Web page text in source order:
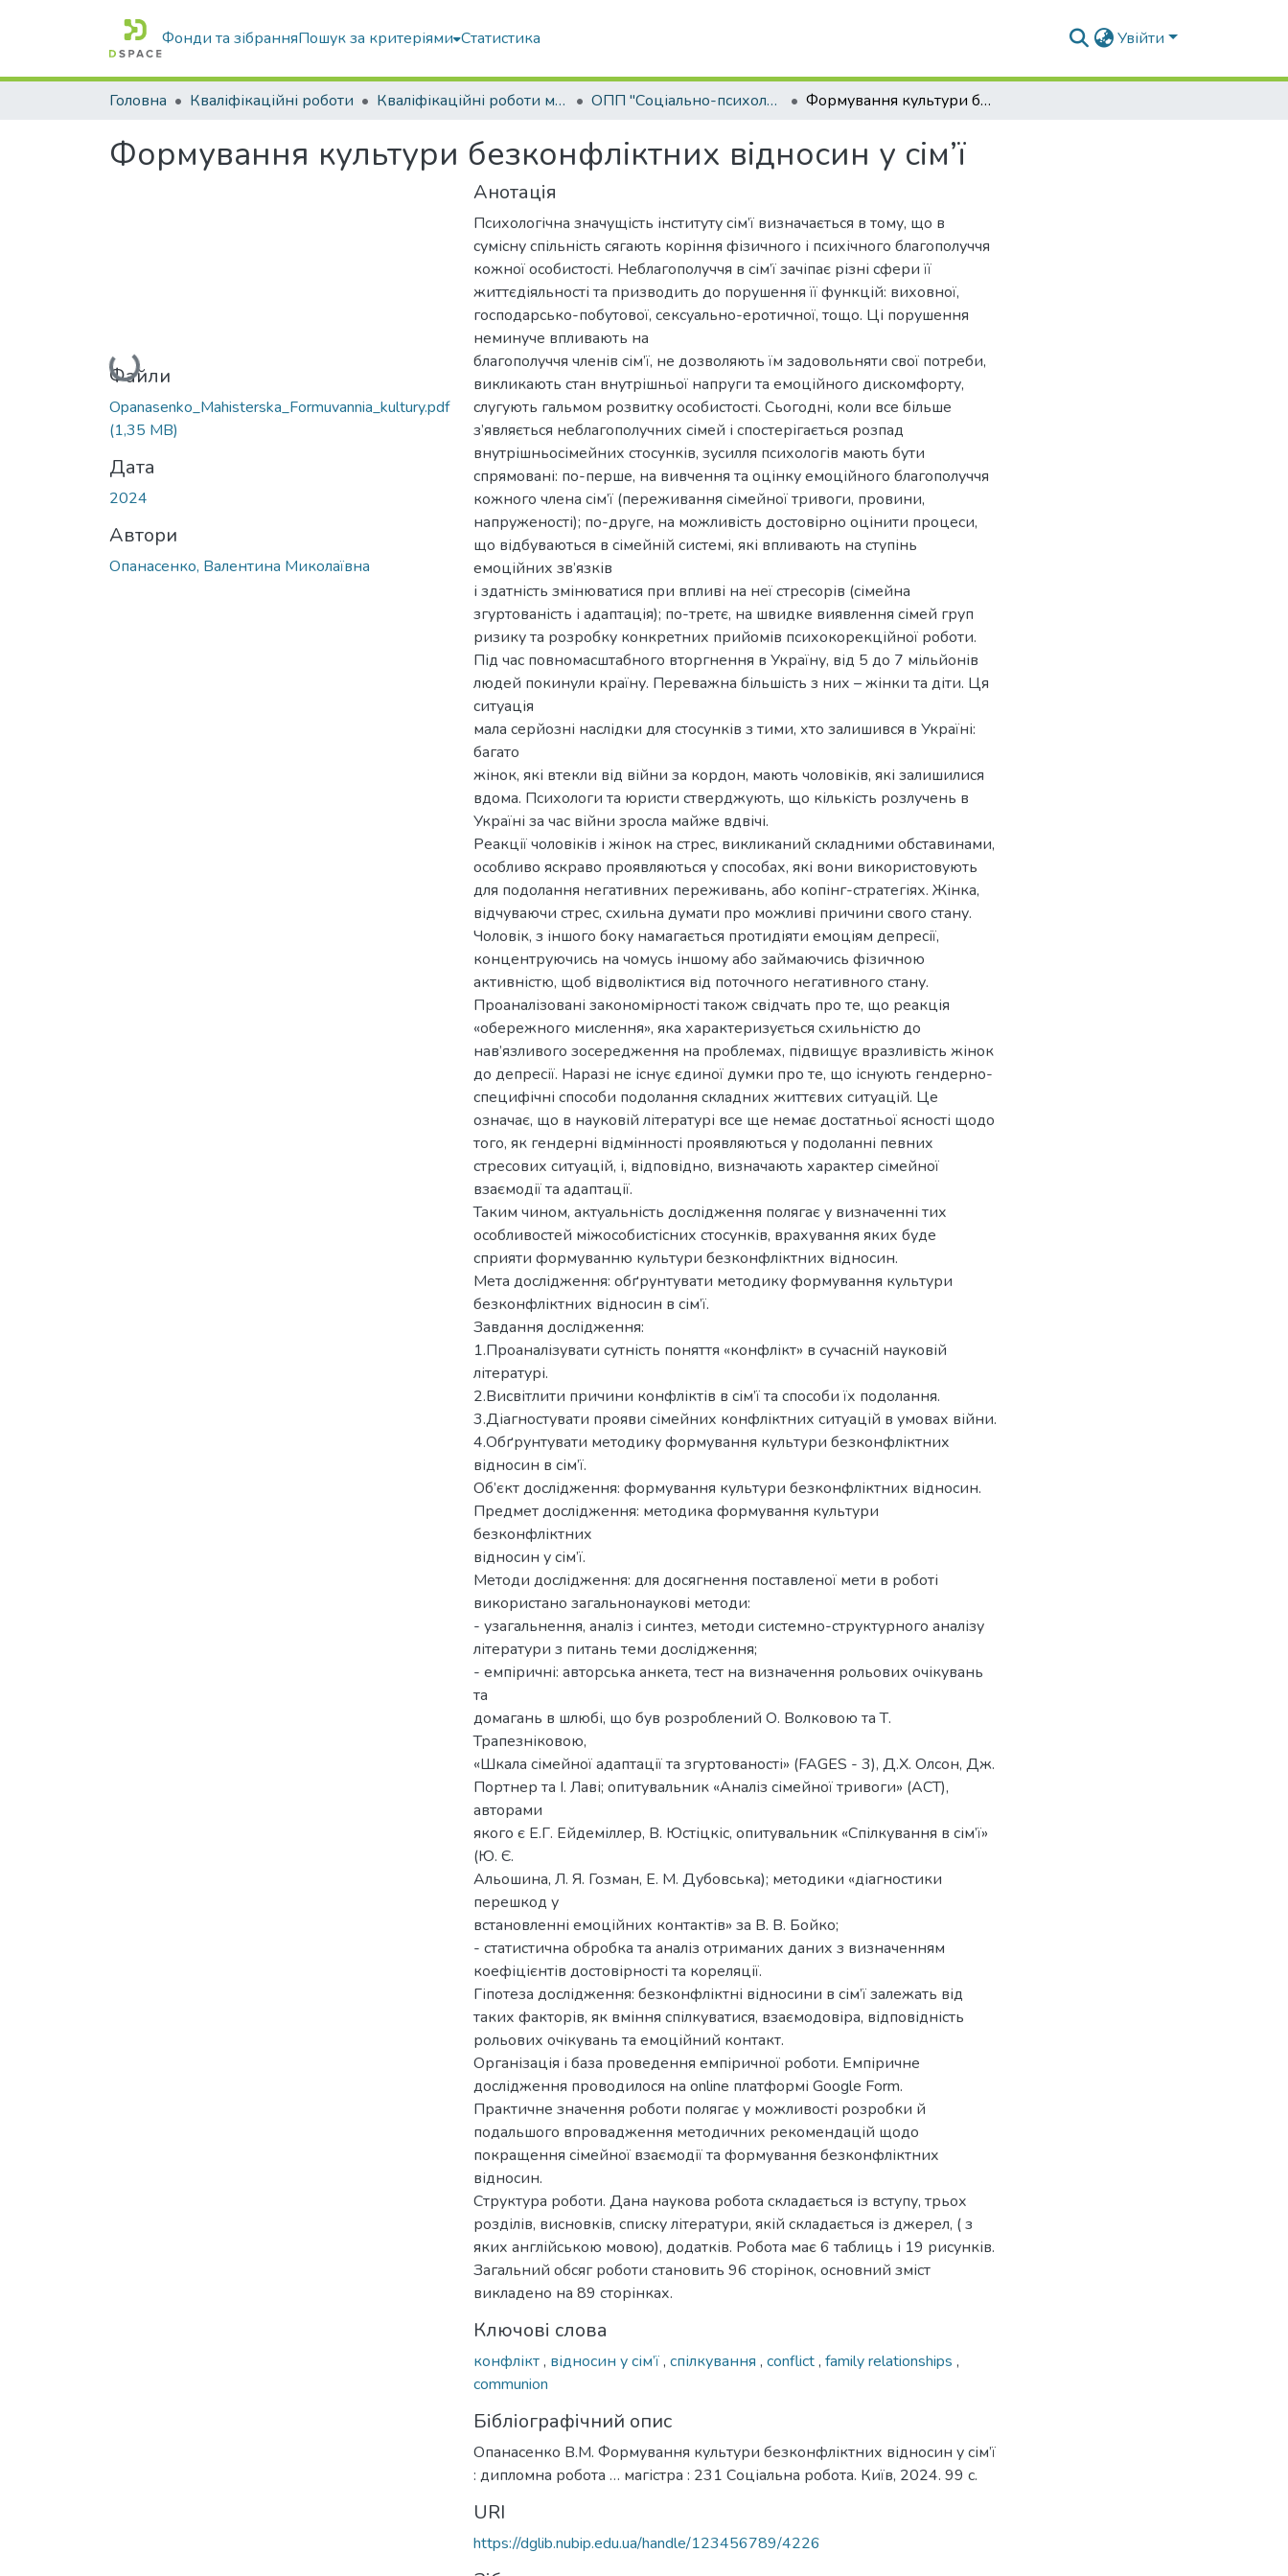
Фонди та зібранняПошук за критеріями Статистика Увійти
Головна Кваліфікаційні роботи Кваліфікаційні роботи магістрів ОПП "Соціально-психологічна реабілітація" Формування культури безконфліктних відносин у сім’ї
Формування культури безконфліктних відносин у сім’ї
Вантажиться...Файли
Opanasenko_Mahisterska_Formuvannia_kultury.pdf
(1,35 MB)
Дата
2024
Автори
Опанасенко, Валентина Миколаївна
Анотація
Психологічна значущість інституту сім’ї визначається в тому, що в
сумісну спільність сягають коріння фізичного і психічного благополуччя
кожної особистості. Неблагополуччя в сім’ї зачіпає різні сфери її
життєдіяльності та призводить до порушення її функцій: виховної,
господарсько-побутової, сексуально-еротичної, тощо. Ці порушення
неминуче впливають на
благополуччя членів сім’ї, не дозволяють їм задовольняти свої потреби,
викликають стан внутрішньої напруги та емоційного дискомфорту,
слугують гальмом розвитку особистості. Сьогодні, коли все більше
з’являється неблагополучних сімей і спостерігається розпад
внутрішньосімейних стосунків, зусилля психологів мають бути
спрямовані: по-перше, на вивчення та оцінку емоційного благополуччя
кожного члена сім’ї (переживання сімейної тривоги, провини,
напруженості); по-друге, на можливість достовірно оцінити процеси,
що відбуваються в сімейній системі, які впливають на ступінь
емоційних зв’язків
і здатність змінюватися при впливі на неї стресорів (сімейна
згуртованість і адаптація); по-третє, на швидке виявлення сімей груп
ризику та розробку конкретних прийомів психокорекційної роботи.
Під час повномасштабного вторгнення в Україну, від 5 до 7 мільйонів
людей покинули країну. Переважна більшість з них – жінки та діти. Ця
ситуація
мала серйозні наслідки для стосунків з тими, хто залишився в Україні:
багато
жінок, які втекли від війни за кордон, мають чоловіків, які залишилися
вдома. Психологи та юристи стверджують, що кількість розлучень в
Україні за час війни зросла майже вдвічі.
Реакції чоловіків і жінок на стрес, викликаний складними обставинами,
особливо яскраво проявляються у способах, які вони використовують
для подолання негативних переживань, або копінг-стратегіях. Жінка,
відчуваючи стрес, схильна думати про можливі причини свого стану.
Чоловік, з іншого боку намагається протидіяти емоціям депресії,
концентруючись на чомусь іншому або займаючись фізичною
активністю, щоб відволіктися від поточного негативного стану.
Проаналізовані закономірності також свідчать про те, що реакція
«обережного мислення», яка характеризується схильністю до
нав’язливого зосередження на проблемах, підвищує вразливість жінок
до депресії. Наразі не існує єдиної думки про те, що існують гендерно-
специфічні способи подолання складних життєвих ситуацій. Це
означає, що в науковій літературі все ще немає достатньої ясності щодо
того, як гендерні відмінності проявляються у подоланні певних
стресових ситуацій, і, відповідно, визначають характер сімейної
взаємодії та адаптації.
Таким чином, актуальність дослідження полягає у визначенні тих
особливостей міжособистісних стосунків, врахування яких буде
сприяти формуванню культури безконфліктних відносин.
Мета дослідження: обґрунтувати методику формування культури
безконфліктних відносин в сім’ї.
Завдання дослідження:
1.Проаналізувати сутність поняття «конфлікт» в сучасній науковій
літературі.
2.Висвітлити причини конфліктів в сім’ї та способи їх подолання.
3.Діагностувати прояви сімейних конфліктних ситуацій в умовах війни.
4.Обґрунтувати методику формування культури безконфліктних
відносин в сім’ї.
Об’єкт дослідження: формування культури безконфліктних відносин.
Предмет дослідження: методика формування культури
безконфліктних
відносин у сім’ї.
Методи дослідження: для досягнення поставленої мети в роботі
використано загальнонаукові методи:
- узагальнення, аналіз і синтез, методи системно-структурного аналізу
літератури з питань теми дослідження;
- емпіричні: авторська анкета, тест на визначення рольових очікувань
та
домагань в шлюбі, що був розроблений О. Волковою та Т.
Трапезніковою,
«Шкала сімейної адаптації та згуртованості» (FAGES - 3), Д.Х. Олсон, Дж.
Портнер та І. Лаві; опитувальник «Аналіз сімейної тривоги» (АСТ),
авторами
якого є Е.Г. Ейдеміллер, В. Юстіцкіс, опитувальник «Спілкування в сім’ї»
(Ю. Є.
Альошина, Л. Я. Гозман, Е. М. Дубовська); методики «діагностики
перешкод у
встановленні емоційних контактів» за В. В. Бойко;
- статистична обробка та аналіз отриманих даних з визначенням
коефіцієнтів достовірності та кореляції.
Гіпотеза дослідження: безконфліктні відносини в сім’ї залежать від
таких факторів, як вміння спілкуватися, взаємодовіра, відповідність
рольових очікувань та емоційний контакт.
Організація і база проведення емпіричної роботи. Емпіричне
дослідження проводилося на online платформі Google Form.
Практичне значення роботи полягає у можливості розробки й
подальшого впровадження методичних рекомендацій щодо
покращення сімейної взаємодії та формування безконфліктних
відносин.
Структура роботи. Дана наукова робота складається із вступу, трьох
розділів, висновків, списку літератури, якій складається із джерел, ( з
яких англійською мовою), додатків. Робота має 6 таблиць і 19 рисунків.
Загальний обсяг роботи становить 96 сторінок, основний зміст
викладено на 89 сторінках.
Ключові слова
конфлікт, відносин у сім’ї, спілкування , conflict, family relationships ,
communion
Бібліографічний опис
Опанасенко В.М. Формування культури безконфліктних відносин у сім’ї
: дипломна робота … магістра : 231 Соціальна робота. Київ, 2024. 99 с.
URI
https://dglib.nubip.edu.ua/handle/123456789/4226